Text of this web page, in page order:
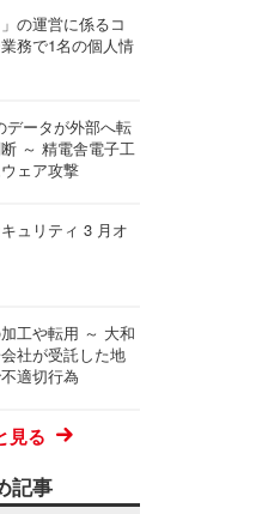
の運営に係るコ
務で1名の個人情
データが外部へ転
～ 精電舎電子工
ェア攻撃
ュリティ 3 月オ
工や転用 ～ 大和
社が受託した地
適切行為
見る
記事